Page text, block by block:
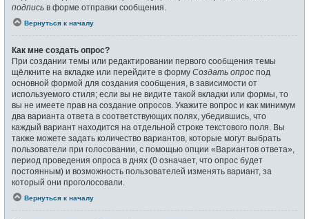
подпись в форме отправки сообщения.
Вернуться к началу
Как мне создать опрос?
При создании темы или редактировании первого сообщения темы
щёлкните на вкладке или перейдите в форму Создать опрос под
основной формой для создания сообщения, в зависимости от
используемого стиля; если вы не видите такой вкладки или формы, то
вы не имеете прав на создание опросов. Укажите вопрос и как минимум
два варианта ответа в соответствующих полях, убедившись, что
каждый вариант находится на отдельной строке текстового поля. Вы
также можете задать количество вариантов, которые могут выбрать
пользователи при голосовании, с помощью опции «Вариантов ответа»,
период проведения опроса в днях (0 означает, что опрос будет
постоянным) и возможность пользователей изменять вариант, за
который они проголосовали.
Вернуться к началу